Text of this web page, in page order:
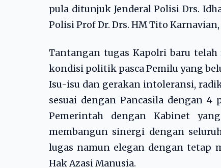
pula ditunjuk Jenderal Polisi Drs.
Polisi Prof Dr. Drs. HM Tito Karnavian,
Tantangan tugas Kapolri baru
kondisi politik pasca Pemilu yang
Isu-isu dan gerakan intoleransi,
sesuai dengan Pancasila dengan
Pemerintah dengan Kabinet
membangun sinergi dengan
lugas namun elegan dengan
Hak Azasi Manusia.